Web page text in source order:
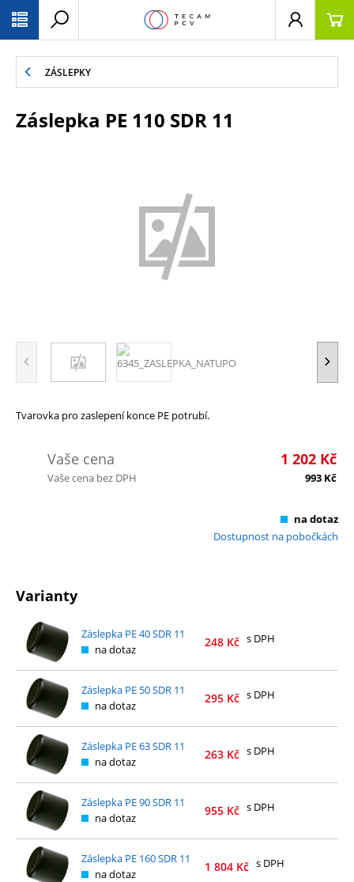
ZÁSLEPKY
Záslepka PE 110 SDR 11
Tvarovka pro zaslepení konce PE potrubí.
Vaše cena 1 202 Kč
Vaše cena bez DPH 993 Kč
na dotaz
Dostupnost na pobočkách
Varianty
Záslepka PE 40 SDR 11
na dotaz
248 Kč s DPH
Záslepka PE 50 SDR 11
na dotaz
295 Kč s DPH
Záslepka PE 63 SDR 11
na dotaz
263 Kč s DPH
Záslepka PE 90 SDR 11
na dotaz
955 Kč s DPH
Záslepka PE 160 SDR 11
na dotaz
1 804 Kč s DPH